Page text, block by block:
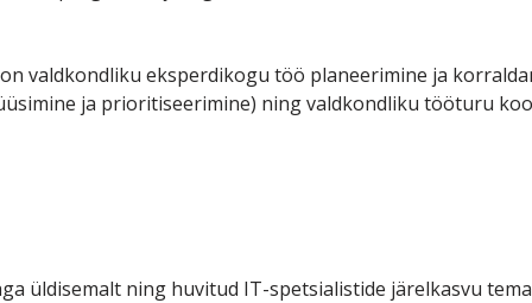
valdkondliku eksperdikogu töö planeerimine ja
ja prioritiseerimine) ning valdkondliku tööturu
üldisemalt ning huvitud IT-spetsialistide järelkasvu